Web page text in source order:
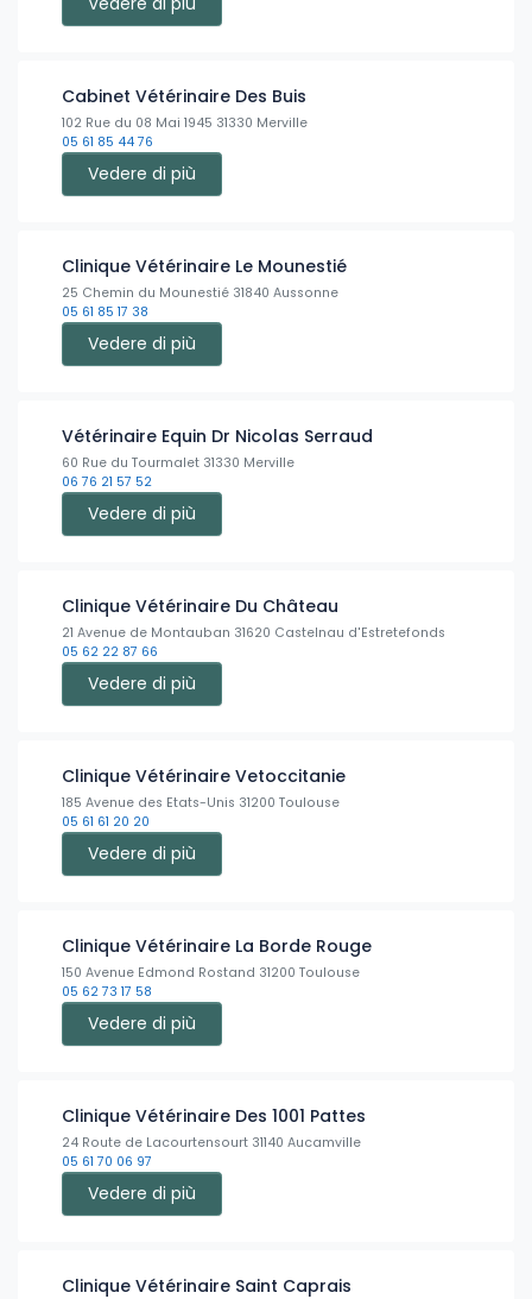
Cabinet Vétérinaire Des Buis
102 Rue du 08 Mai 1945 31330 Merville
05 61 85 44 76
Vedere di più
Clinique Vétérinaire Le Mounestié
25 Chemin du Mounestié 31840 Aussonne
05 61 85 17 38
Vedere di più
Vétérinaire Equin Dr Nicolas Serraud
60 Rue du Tourmalet 31330 Merville
06 76 21 57 52
Vedere di più
Clinique Vétérinaire Du Château
21 Avenue de Montauban 31620 Castelnau d'Estretefonds
05 62 22 87 66
Vedere di più
Clinique Vétérinaire Vetoccitanie
185 Avenue des Etats-Unis 31200 Toulouse
05 61 61 20 20
Vedere di più
Clinique Vétérinaire La Borde Rouge
150 Avenue Edmond Rostand 31200 Toulouse
05 62 73 17 58
Vedere di più
Clinique Vétérinaire Des 1001 Pattes
24 Route de Lacourtensourt 31140 Aucamville
05 61 70 06 97
Vedere di più
Clinique Vétérinaire Saint Caprais